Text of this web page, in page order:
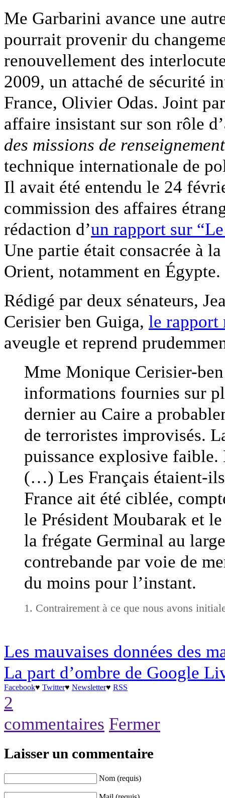
Me Garbarini avance une
pourrait provenir du
renouvellement des
2009, un attaché de sécurité
France, Olivier Odas. Joint
affaire insistant sur son rôle
des missions de
technique internationale de
Il avait été entendu le 24
commission des affaires
rédaction d’un rapport sur
Une partie était consacrée à
Orient, notamment en Égypte.
Rédigé par deux sénateurs,
Cerisier ben Guiga, le rapport
aveugle et reprend
Mme Monique Cerisier-
informations fournies sur
dernier au Caire a
de terroristes improvisés.
puissance explosive faible.
(…) Les Français étaient-
France ait été ciblée,
le Président Moubarak et
la frégate Germinal au
contrebande par voie de
du moins pour l’instant.
Contrairement à ce que nous avons
Les mauvaises données des
La part d’ombre de Google
Facebook♥ Twitter♥ Newsletter♥ RSS
2
commentaires Fermer
Laisser un commentaire
Nom (requis)